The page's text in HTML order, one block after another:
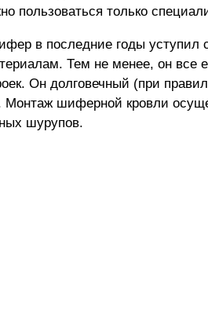
пользоваться только
в последние годы
Тем не менее, он все
Он долговечный (при
Монтаж шиферной кровли
шурупов.